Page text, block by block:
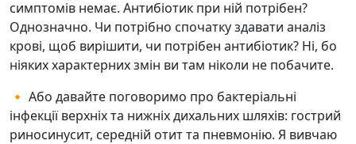
симптомів немає. Антибіотик при ній потрібен?
Однозначно. Чи потрібно спочатку здавати аналіз
крові, щоб вирішити, чи потрібен антибіотик? Ні, бо
ніяких характерних змін ви там ніколи не побачите.
🔸 Або давайте поговоримо про бактеріальні
інфекції верхніх та нижніх дихальних шляхів: гострий
риносинусит, середній отит та пневмонію. Я вивчаю